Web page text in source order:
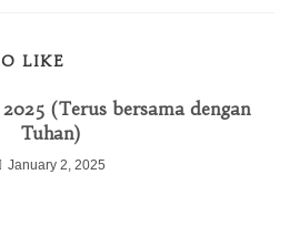
LIKE
(Terus bersama dengan
Tuhan)
January 2, 2025